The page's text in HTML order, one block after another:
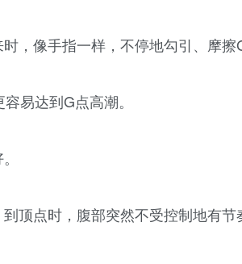
，像手指一样，不停地勾引、摩擦
易达到G点高潮。
顶点时，腹部突然不受控制地有节